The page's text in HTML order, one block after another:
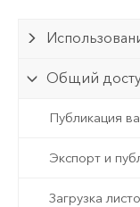
Общий
Публикация
Экспорт и
Загрузка